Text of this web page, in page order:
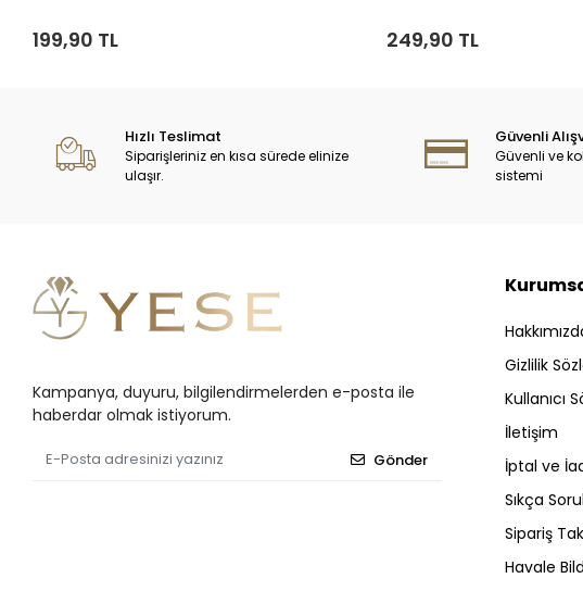
199,90 TL 249,90 TL
Hızlı Teslimat
Siparişleriniz en kısa sürede elinize
ulaşır.
Güvenli
Güvenli ve
sistemi
Kampanya, duyuru, bilgilendirmelerden e-posta ile
haberdar olmak istiyorum.
Gönder
Gizlilik
Kullanıcı
İletişim
İptal ve
Sıkça
Sipariş
Havale